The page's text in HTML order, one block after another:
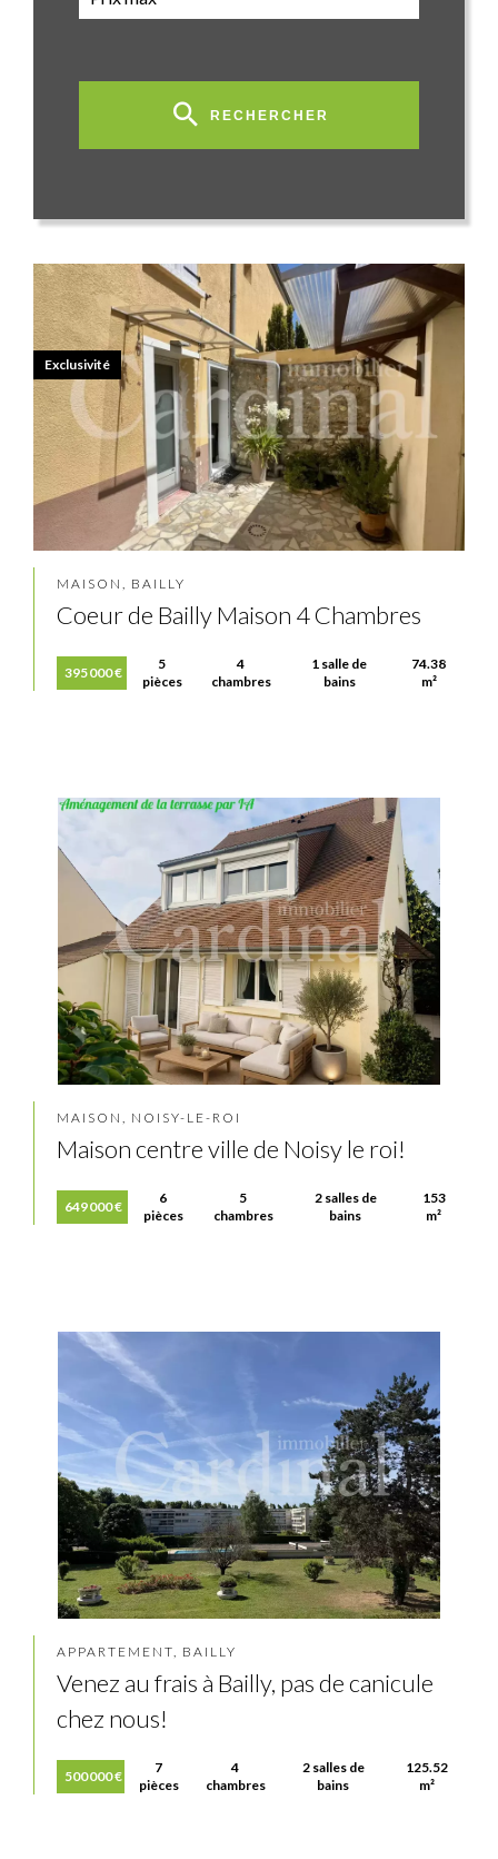
MAISON, BAILLY
Coeur de Bailly Maison 4 Chambres
395 000 €
5
pièces
4
chambres
1 salle de
bains
74.38
m²
Exclusivité
MAISON, NOISY-LE-ROI
Maison centre ville de Noisy le roi!
649 000 €
6
pièces
5
chambres
2 salles de
bains
153
m²
APPARTEMENT, BAILLY
Venez au frais à Bailly, pas de canicule
chez nous!
500 000 €
7
pièces
4
chambres
2 salles de
bains
125.52
m²
RECHERCHER